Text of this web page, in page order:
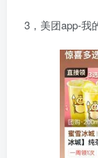
3，美团app-我